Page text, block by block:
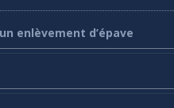
enlèvement d’épave